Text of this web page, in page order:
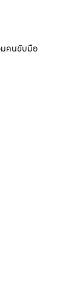
มคนขับมือ